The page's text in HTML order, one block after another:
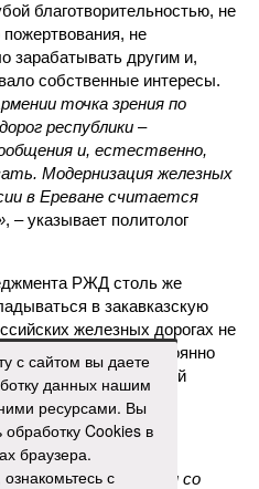
благотворительностью, не
не
зарабатывать другим и,
собственные интересы.
точка зрения по
рес­публики –
и, естественно,
Модернизация железных
в Ереване считается
, – указывает политолог
РЖД столь же
в закавказскую
железных дорогах не
проблемы, но и постоянно
свой комментарий
концессии Пашинян со
с сайтом вы даете
данных нашим
ресурсами. Вы
обработку Cookies в
браузера.
с